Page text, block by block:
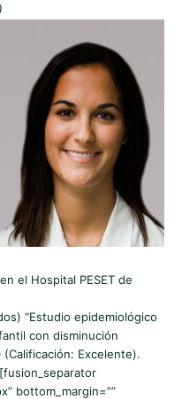
el Hospital PESET de
“Estudio epidemiológico
con disminución
Excelente).
bottom_margin=””